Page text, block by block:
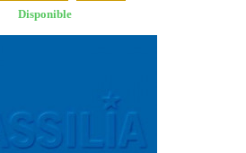
Disponible